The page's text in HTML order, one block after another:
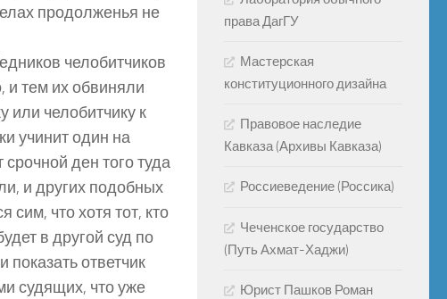
продолженья не
челобитчиков
и тем их обвиняли
или челобитчику к
учинит один на
ден того туда
и других подобных
сим, что хотя тот, кто
в другой суд по
ответчик
судящих, что уже
права ДагГУ
Мастерская
конституционного дизайна
Правовое наследие
Кавказа (Архивы Кавказа)
Россиеведение (Россика)
Чеченское государство
(Путь Ахмат-Хаджи)
Юрист Пашков Роман